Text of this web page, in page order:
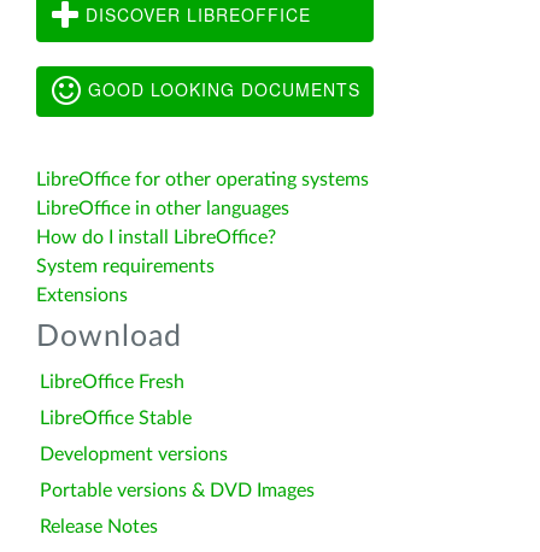
DISCOVER LIBREOFFICE
GOOD LOOKING DOCUMENTS
LibreOffice for other operating systems
LibreOffice in other languages
How do I install LibreOffice?
System requirements
Extensions
Download
LibreOffice Fresh
LibreOffice Stable
Development versions
Portable versions & DVD Images
Release Notes